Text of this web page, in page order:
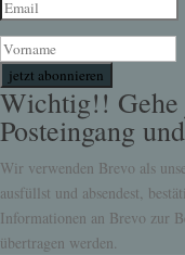
jetzt abonnieren
Wichtig!!
Posteingang
Wir verwenden Brevo als
ausfüllst und absendest,
Informationen an Brevo zur
übertragen werden.